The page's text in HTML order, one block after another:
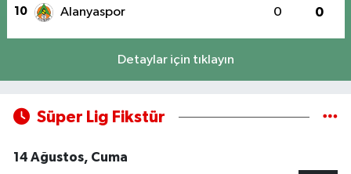
10 Alanyaspor 0 0
Detaylar için tıklayın
Süper Lig Fikstür
14 Ağustos, Cuma